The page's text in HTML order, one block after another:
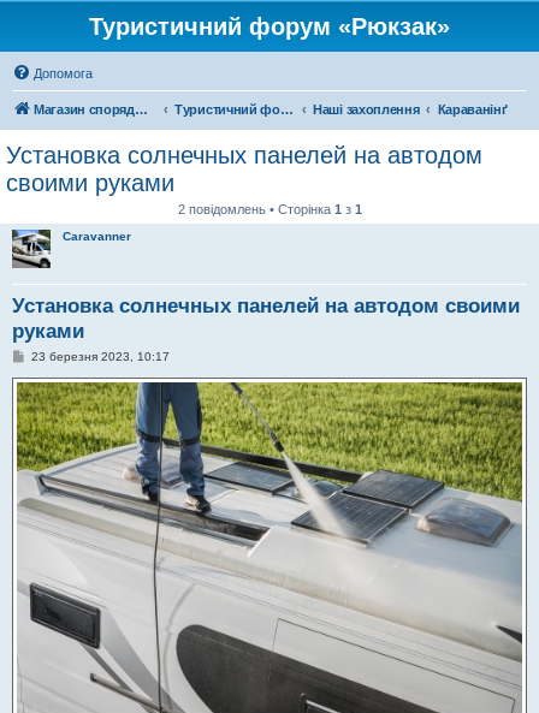
Туристичний форум «Рюкзак»
Допомога
Магазин спорядження Туристичний форум «Рюкзак» Наші захоплення Караванінґ
Установка солнечных панелей на автодом
своими руками
2 повідомлень • Сторінка 1 з 1
Caravanner
Установка солнечных панелей на автодом своими
руками
П
в
і
д
о
м
л
е
н
я
23 березня 2023, 10:17